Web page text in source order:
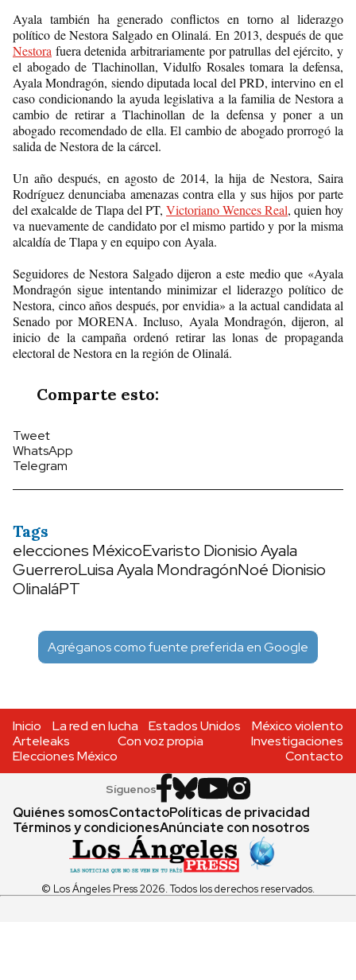
Ayala también ha generado conflictos en torno al liderazgo
político de Nestora Salgado en Olinalá. En 2013, después de que
Nestora fuera detenida arbitrariamente por patrullas del ejército, y
el abogado de Tlachinollan, Vidulfo Rosales tomara la defensa,
Ayala Mondragón, siendo diputada local del PRD, intervino en el
caso condicionando la ayuda legislativa a la familia de Nestora a
cambio de retirar a Tlachinollan de la defensa y poner a un
abogado recomendado de ella.El cambio de abogado prorrogó la
salida de Nestora de la cárcel.
Un año después, en agosto de 2014, la hija de Nestora, Saira
Rodríguez denunciaba amenazas contra ella y sus hijos por parte
del exalcalde de Tlapa del PT, Victoriano Wences Real, quien hoy
va nuevamente de candidato por el mismo partido y por la misma
alcaldía de Tlapa y en equipo con Ayala.
Seguidores de Nestora Salgado dijeron a este medio que «Ayala
Mondragón sigue intentando minimizar el liderazgo político de
Nestora, cinco años después, por envidia» a la actual candidata al
Senado por MORENA. Incluso, Ayala Mondragón, dijeron, al
inicio de la campaña ordenó retirar las lonas de propaganda
electoral de Nestora en la región de Olinalá.
Comparte esto:
Tweet
WhatsApp
Telegram
Tags
elecciones MéxicoEvaristo Dionisio Ayala
GuerreroLuisa Ayala MondragónNoé Dionisio
OlinaláPT
Agréganos como fuente preferida en Google
Inicio La red en lucha Estados Unidos
México violento
Arteleaks
Con voz propia
Investigaciones
Elecciones México
Contacto
© Los Ángeles Press 2026. Todos los derechos reservados.
Síguenos
Quiénes somosContactoPolíticas de privacidad
Términos y condicionesAnúnciate con nosotros